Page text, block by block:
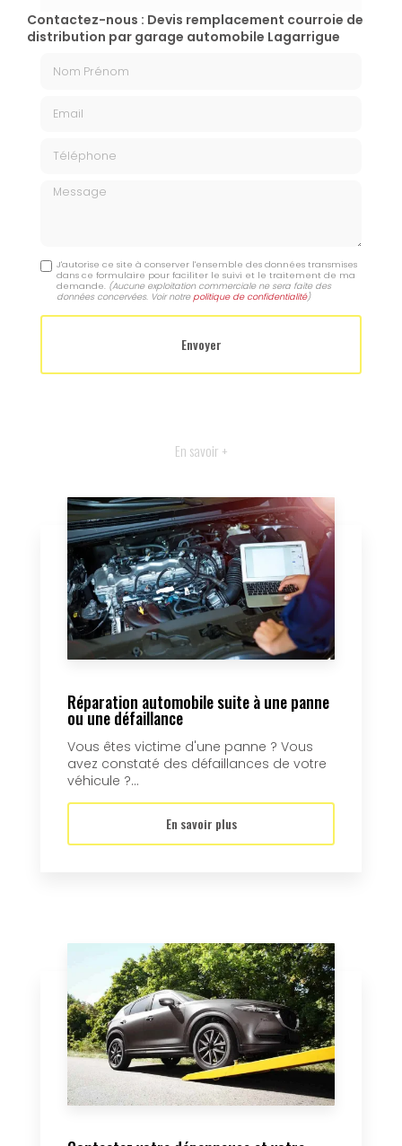
Contactez-nous : Devis remplacement courroie de
distribution par garage automobile Lagarrigue
Message
J'autorise ce site à conserver l'ensemble des données transmises
dans ce formulaire pour faciliter le suivi et le traitement de ma
demande. (Aucune exploitation commerciale ne sera faite des
données concervées. Voir notrepolitique de confidentialité)
En savoir +
Réparation automobile suite à une panne
ou une défaillance
Vous êtes victime d'une panne ? Vous
avez constaté des défaillances de votre
véhicule ?...
En savoir plus